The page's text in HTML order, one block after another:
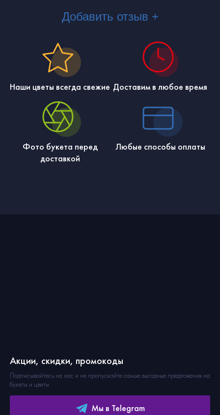
Добавить отзыв +
Наши цветы всегда свежие Доставим в любое время
Фото букета перед
доставкой
Любые способы оплаты
Акции, скидки, промокоды
Подписывайтесь на нас и не пропускайте самые выгодные предложения на
букеты и цветы
Мы в Telegram